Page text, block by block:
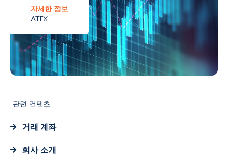
자세한 정보
ATFX
관련 컨텐츠
거래 계좌
회사 소개